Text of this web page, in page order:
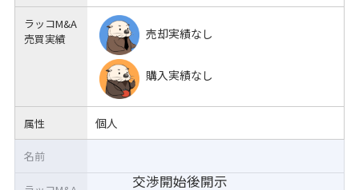
ラッコM&A
売買実績
売却実績なし
購入実績なし
属性 個人
交渉開始後開示
名前